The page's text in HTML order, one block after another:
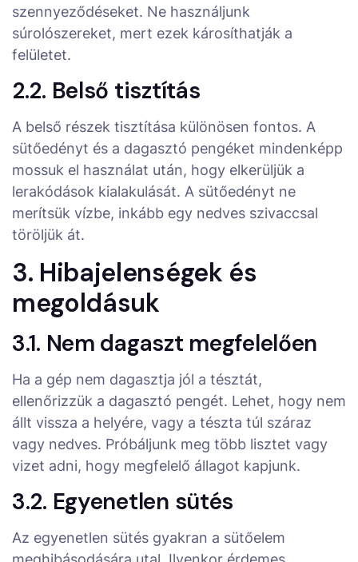
szennyeződéseket. Ne használjunk
súrolószereket, mert ezek károsíthatják a
felületet.
2.2. Belső tisztítás
A belső részek tisztítása különösen fontos. A
sütőedényt és a dagasztó pengéket mindenképp
mossuk el használat után, hogy elkerüljük a
lerakódások kialakulását. A sütőedényt ne
merítsük vízbe, inkább egy nedves szivaccsal
töröljük át.
3. Hibajelenségek és
megoldásuk
3.1. Nem dagaszt megfelelően
Ha a gép nem dagasztja jól a tésztát,
ellenőrizzük a dagasztó pengét. Lehet, hogy nem
állt vissza a helyére, vagy a tészta túl száraz
vagy nedves. Próbáljunk meg több lisztet vagy
vizet adni, hogy megfelelő állagot kapjunk.
3.2. Egyenetlen sütés
Az egyenetlen sütés gyakran a sütőelem